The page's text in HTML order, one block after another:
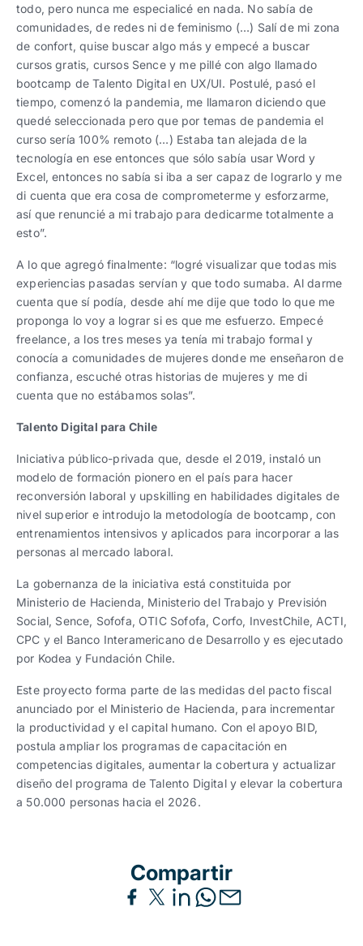
todo, pero nunca me especialicé en nada. No sabía de
comunidades, de redes ni de feminismo (…) Salí de mi zona
de confort, quise buscar algo más y empecé a buscar
cursos gratis, cursos Sence y me pillé con algo llamado
bootcamp de Talento Digital en UX/UI. Postulé, pasó el
tiempo, comenzó la pandemia, me llamaron diciendo que
quedé seleccionada pero que por temas de pandemia el
curso sería 100% remoto (…) Estaba tan alejada de la
tecnología en ese entonces que sólo sabía usar Word y
Excel, entonces no sabía si iba a ser capaz de lograrlo y me
di cuenta que era cosa de comprometerme y esforzarme,
así que renuncié a mi trabajo para dedicarme totalmente a
esto”.
A lo que agregó finalmente: “logré visualizar que todas mis
experiencias pasadas servían y que todo sumaba. Al darme
cuenta que sí podía, desde ahí me dije que todo lo que me
proponga lo voy a lograr si es que me esfuerzo. Empecé
freelance, a los tres meses ya tenía mi trabajo formal y
conocía a comunidades de mujeres donde me enseñaron de
confianza, escuché otras historias de mujeres y me di
cuenta que no estábamos solas”.
Talento Digital para Chile
Iniciativa público-privada que, desde el 2019, instaló un
modelo de formación pionero en el país para hacer
reconversión laboral y upskilling en habilidades digitales de
nivel superior e introdujo la metodología de bootcamp, con
entrenamientos intensivos y aplicados para incorporar a las
personas al mercado laboral.
La gobernanza de la iniciativa está constituida por
Ministerio de Hacienda, Ministerio del Trabajo y Previsión
Social, Sence, Sofofa, OTIC Sofofa, Corfo, InvestChile, ACTI,
CPC y el Banco Interamericano de Desarrollo y es ejecutado
por Kodea y Fundación Chile.
Este proyecto forma parte de las medidas del pacto fiscal
anunciado por el Ministerio de Hacienda, para incrementar
la productividad y el capital humano. Con el apoyo BID,
postula ampliar los programas de capacitación en
competencias digitales, aumentar la cobertura y actualizar
diseño del programa de Talento Digital y elevar la cobertura
a 50.000 personas hacia el 2026.
Compartir